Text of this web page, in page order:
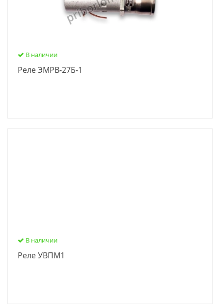
В наличии
Реле ЭМРВ-27Б-1
В наличии
Реле УВПМ1